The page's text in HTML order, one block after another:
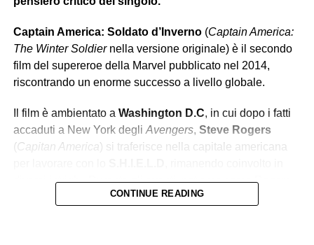
Captain America: Soldato d’Inverno(Captain America:
The Winter Soldiernella versione originale) è il secondo
film del supereroe della Marvel pubblicato nel 2014,
riscontrando un enorme successo a livello globale.
Il film è ambientato a Washington D.C, in cui dopo i fatti
accaduti a New York degli Avengers, Steve Rogers
(Capitan America) si traferisce nella capitale americana
diversi intrighi. Durante gli eventi, notiamo come Rogers
adattarsi al mondo moderno, cambiato sia
CONTINUE READING